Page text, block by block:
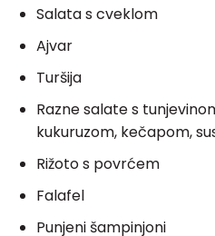
Salata s cveklom
Ajvar
Turšija
Razne salate s
kukuruzom, kečapom,
Rižoto s povrćem
Falafel
Punjeni šampinjoni